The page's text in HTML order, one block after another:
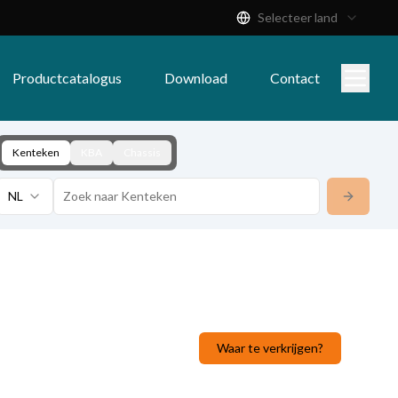
Selecteer land
Productcatalogus Download Contact
Kenteken
NL
Waar te verkrijgen?